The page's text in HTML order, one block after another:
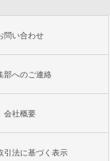
問い合わせ
部へのご連絡
会社概要
引法に基づく表示